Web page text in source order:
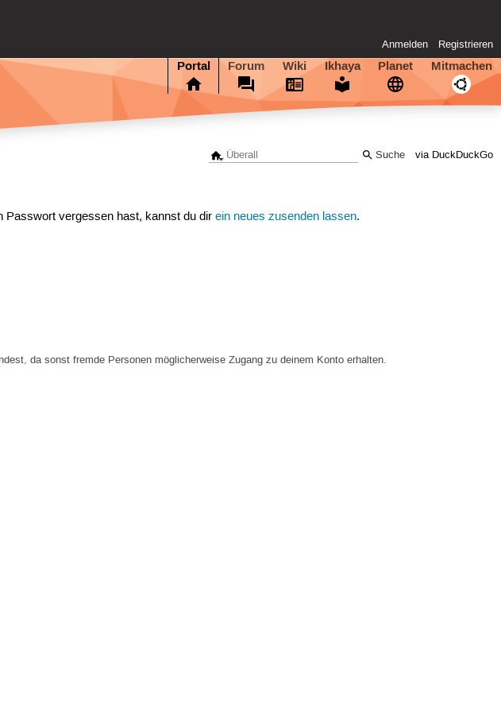
Anmelden Registrieren
Portal Forum Wiki Ikhaya Planet Mitmachen
via DuckDuckGo
Passwort vergessen hast, kannst du direin neues zusenden lassen.
da sonst fremde Personen möglicherweise Zugang zu deinem Konto erhalten.